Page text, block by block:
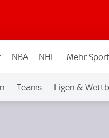
NBA NHL Mehr Sport
Teams Ligen &